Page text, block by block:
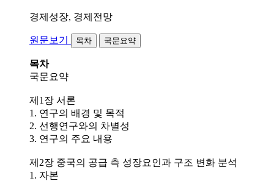
경제성장, 경제전망
원문보기 목차 국문요약
목차
국문요약
제1장 서론
1. 연구의 배경 및 목적
2. 선행연구와의 차별성
3. 연구의 주요 내용
제2장 중국의 공급 측 성장요인과 구조 변화 분석
1. 자본